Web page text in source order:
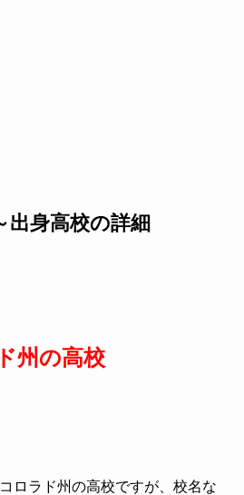
身高校の詳細
州の高校
ロラド州の高校ですが、校名な